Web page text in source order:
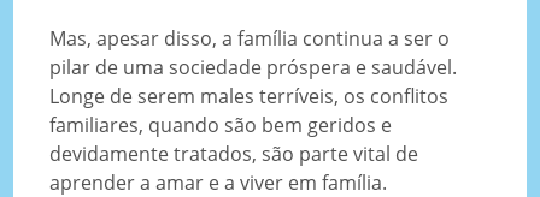
Mas, apesar disso, a família continua a ser o
pilar de uma sociedade próspera e saudável.
Longe de serem males terríveis, os conflitos
familiares, quando são bem geridos e
devidamente tratados, são parte vital de
aprender a amar e a viver em família.